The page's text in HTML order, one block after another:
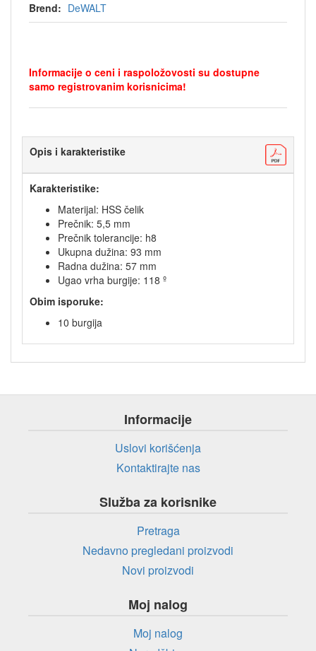
Brend: DeWALT
Informacije o ceni i raspoložovosti su dostupne
samo registrovanim korisnicima!
Opis i karakteristike
Karakteristike:
Materijal: HSS čelik
Prečnik: 5,5 mm
Prečnik tolerancije: h8
Ukupna dužina: 93 mm
Radna dužina: 57 mm
Ugao vrha burgije: 118 º
Obim isporuke:
10 burgija
Informacije
Uslovi korišćenja
Kontaktirajte nas
Služba za korisnike
Pretraga
Nedavno pregledani proizvodi
Novi proizvodi
Moj nalog
Moj nalog